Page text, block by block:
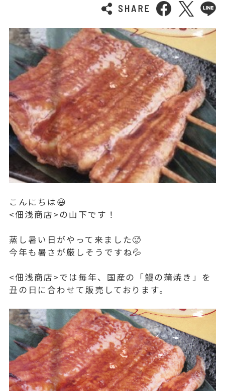
こんにちは😃
<佃浅商店>の山下です！
蒸し暑い日がやって来ました🥵
今年も暑さが厳しそうですね💦
<佃浅商店>では毎年、国産の「鰻の蒲焼き」を
丑の日に合わせて販売しております。